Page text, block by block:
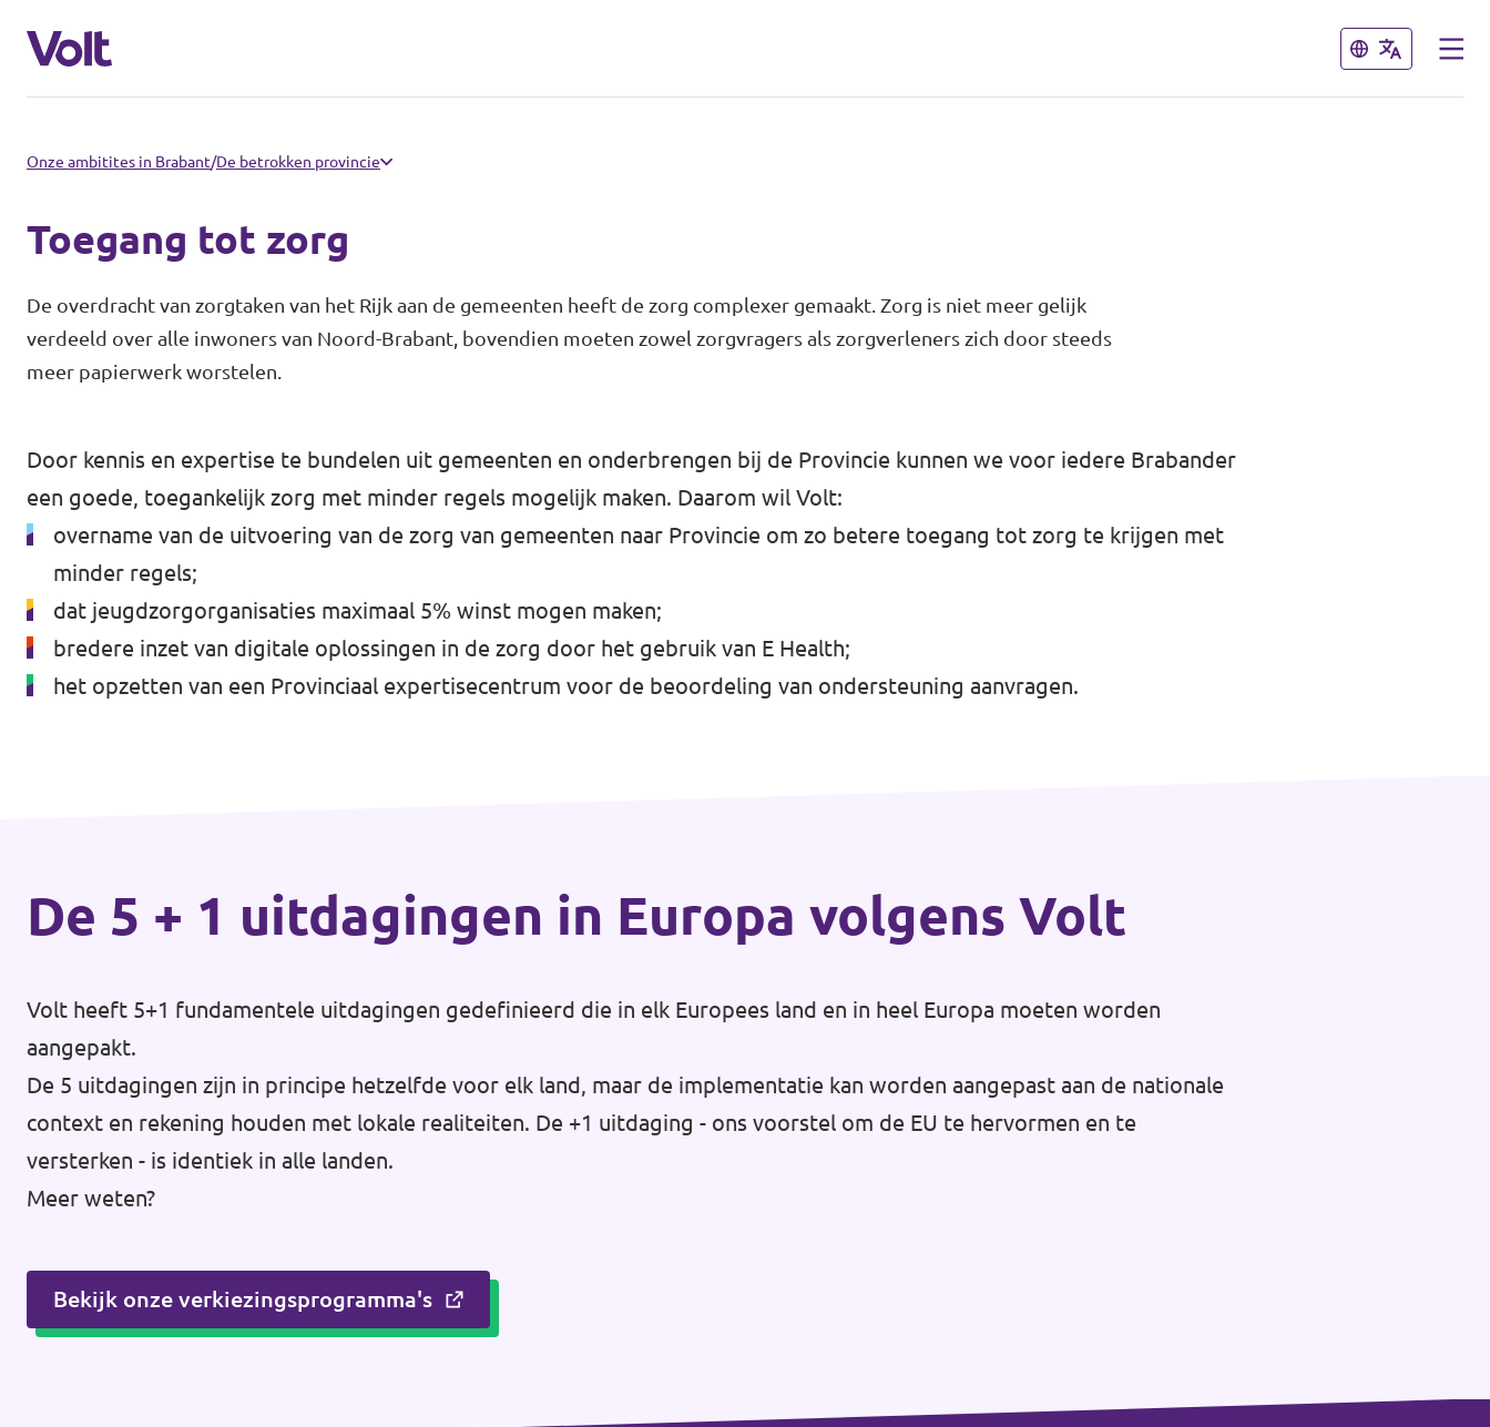
Sluiten
Brabantse politiek
Fractie Provincale Staten
Gemeenten
Den Bosch
Eindhoven
Tilburg
... alle gemeentes
Sluiten
Standpunten
Over Volt
Mensen
Nieuws
Agenda
Steun Volt Brabant
Onze ambitites in Brabant/De betrokken provincie
Toegang tot zorg
De overdracht van zorgtaken van het Rijk aan de gemeenten heeft de zorg complexer gemaakt. Zorg is niet meer gelijk
verdeeld over alle inwoners van Noord-Brabant, bovendien moeten zowel zorgvragers als zorgverleners zich door steeds
meer papierwerk worstelen.
Door kennis en expertise te bundelen uit gemeenten en onderbrengen bij de Provincie kunnen we voor iedere Brabander
een goede, toegankelijk zorg met minder regels mogelijk maken. Daarom wil Volt:
overname van de uitvoering van de zorg van gemeenten naar Provincie om zo betere toegang tot zorg te krijgen met
minder regels;
dat jeugdzorgorganisaties maximaal 5% winst mogen maken;
bredere inzet van digitale oplossingen in de zorg door het gebruik van E Health;
het opzetten van een Provinciaal expertisecentrum voor de beoordeling van ondersteuning aanvragen.
De 5 + 1 uitdagingen in Europa volgens Volt
Volt heeft 5+1 fundamentele uitdagingen gedefinieerd die in elk Europees land en in heel Europa moeten worden
aangepakt.
De 5 uitdagingen zijn in principe hetzelfde voor elk land, maar de implementatie kan worden aangepast aan de nationale
context en rekening houden met lokale realiteiten. De +1 uitdaging - ons voorstel om de EU te hervormen en te
versterken - is identiek in alle landen.
Meer weten?
Bekijk onze verkiezingsprogramma's